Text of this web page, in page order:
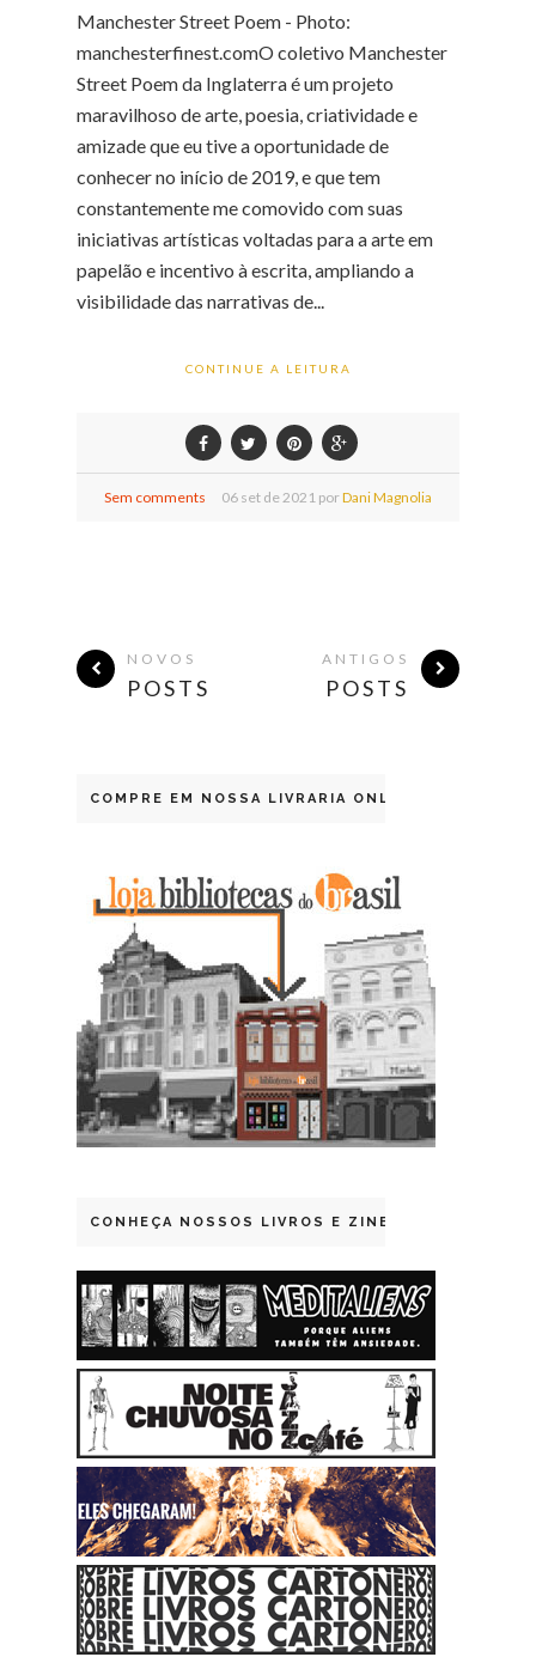
Manchester Street Poem - Photo:
manchesterfinest.comO coletivo Manchester
Street Poem da Inglaterra é um projeto
maravilhoso de arte, poesia, criatividade e
amizade que eu tive a oportunidade de
conhecer no início de 2019, e que tem
constantemente me comovido com suas
iniciativas artísticas voltadas para a arte em
papelão e incentivo à escrita, ampliando a
visibilidade das narrativas de...
CONTINUE A LEITURA
Sem comments 06 set de2021 porDani Magnolia
NOVOS
POSTS
ANTIGOS
POSTS
COMPRE EM NOSSA LIVRARIA ONLINE
CONHEÇA NOSSOS LIVROS E ZINES